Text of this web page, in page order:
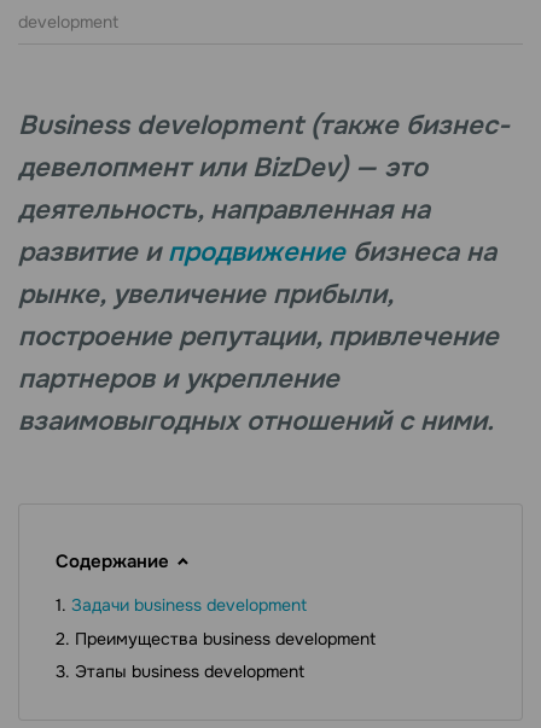
development
Business development (также бизнес-
девелопмент или BizDev) — это
деятельность, направленная на
развитие ипродвижение бизнеса на
рынке, увеличение прибыли,
построение репутации, привлечение
партнеров и укрепление
взаимовыгодных отношений с ними.
Содержание
Задачи business development
Преимущества business development
Этапы business development